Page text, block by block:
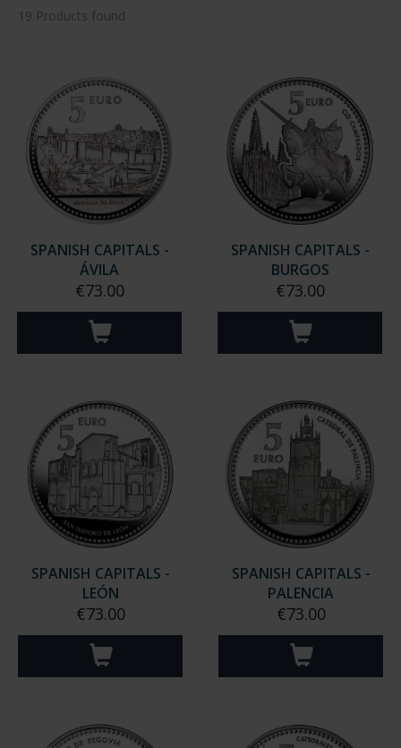
SPANISH CAPITALS -
ÁVILA
€73.00
SPANISH CAPITALS -
BURGOS
€73.00
SPANISH CAPITALS -
LEÓN
€73.00
SPANISH CAPITALS -
PALENCIA
€73.00